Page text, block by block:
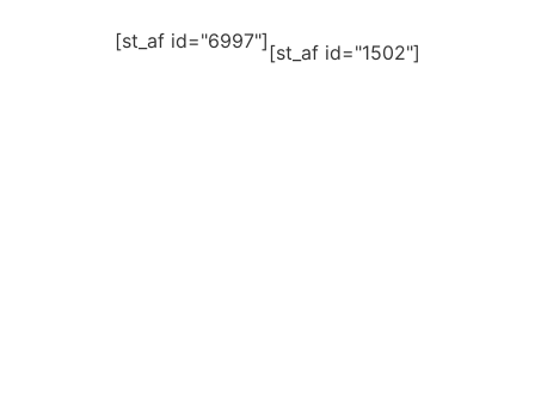
[st_af id="6997"][st_af id="1502"]